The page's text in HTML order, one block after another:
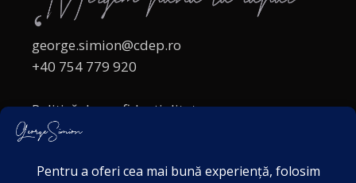
george.simion@cdep.ro
+40 754 779 920
Politică de confidențialitate
Politica cookies
Acordul de markting